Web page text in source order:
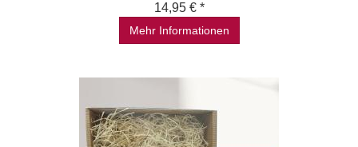
14,95 € *
Mehr Informationen